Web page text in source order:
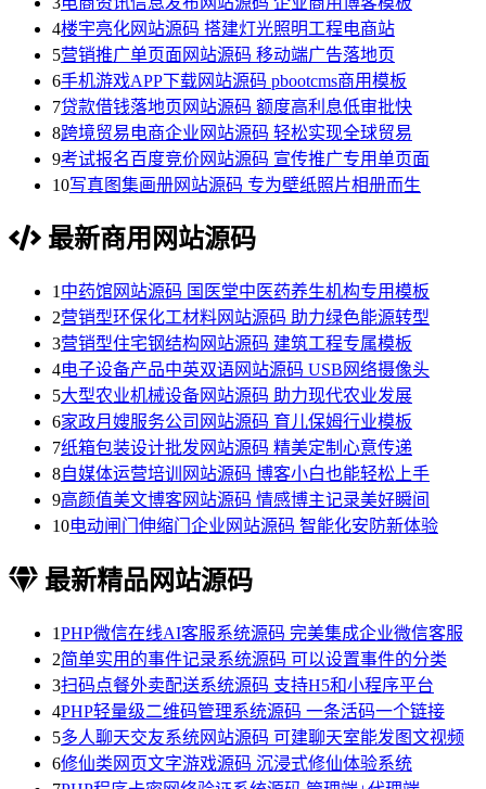
4楼宇亮化网站源码 搭建灯光照明工程电商站
5营销推广单页面网站源码 移动端广告落地页
6手机游戏APP下载网站源码 pbootcms商用模板
7贷款借钱落地页网站源码 额度高利息低审批快
8跨境贸易电商企业网站源码 轻松实现全球贸易
9考试报名百度竞价网站源码 宣传推广专用单页面
10写真图集画册网站源码 专为壁纸照片相册而生
最新商用网站源码
1 中药馆网站源码 国医堂中医药养生机构专用模板
2营销型环保化工材料网站源码 助力绿色能源转型
3营销型住宅钢结构网站源码 建筑工程专属模板
4电子设备产品中英双语网站源码 USB网络摄像头
5大型农业机械设备网站源码 助力现代农业发展
6家政月嫂服务公司网站源码 育儿保姆行业模板
7纸箱包装设计批发网站源码 精美定制心意传递
8自媒体运营培训网站源码 博客小白也能轻松上手
9高颜值美文博客网站源码 情感博主记录美好瞬间
10电动闸门伸缩门企业网站源码 智能化安防新体验
最新精品网站源码
1PHP微信在线AI客服系统源码 完美集成企业微信客服
2简单实用的事件记录系统源码 可以设置事件的分类
3扫码点餐外卖配送系统源码 支持H5和小程序平台
4PHP轻量级二维码管理系统源码 一条活码一个链接
5多人聊天交友系统网站源码 可建聊天室能发图文视频
6修仙类网页文字游戏源码 沉浸式修仙体验系统